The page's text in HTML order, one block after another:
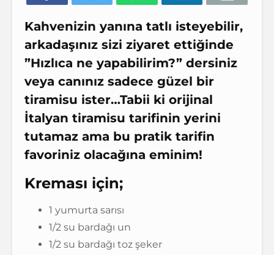
Kahvenizin yanına tatlı isteyebilir,
arkadaşınız sizi ziyaret ettiğinde
”Hızlıca ne yapabilirim?” dersiniz
veya canınız sadece güzel bir
tiramisu ister…Tabii ki orijinal
İtalyan tiramisu tarifinin yerini
tutamaz ama bu pratik tarifin
favoriniz olacağına eminim!
Kreması için;
1 yumurta sarısı
1/2 su bardağı un
1/2 su bardağı toz şeker